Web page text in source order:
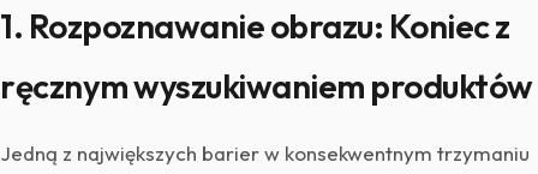
1. Rozpoznawanie obrazu: Koniec z
ręcznym wyszukiwaniem produktów
Jedną z największych barier w konsekwentnym trzymaniu